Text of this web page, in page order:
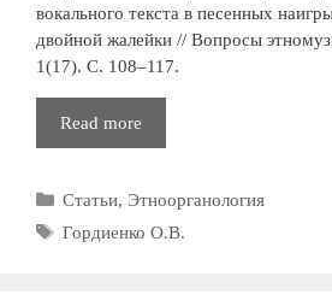
вокального текста в песенных
двойной жалейки // Вопросы
1(17). С. 108–117.
Read more
воспроизведения
вокального
текста
Рубрики
Статьи, Этноорганология
Метки
Гордиенко О.В.